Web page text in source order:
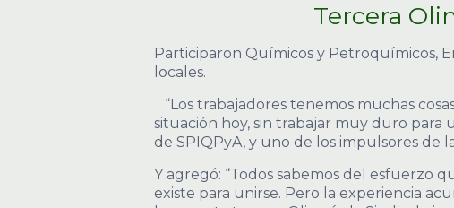
Tercera
Participaron Químicos y Petroquímicos,
locales.
“Los trabajadores tenemos muchas
situación hoy, sin trabajar muy duro para
de SPIQPyA, y uno de los impulsores de
Y agregó: “Todos sabemos del esfuerzo
existe para unirse. Pero la experiencia